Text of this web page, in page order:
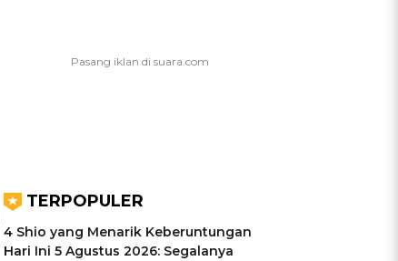
TERPOPULER
4 Shio yang Menarik Keberuntungan
Hari Ini 5 Agustus 2026: Segalanya